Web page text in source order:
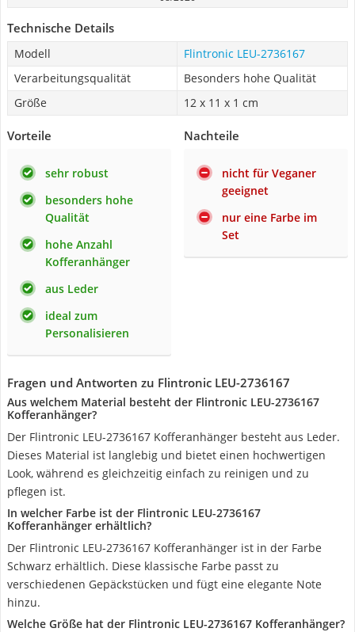
Technische Details
Modell
Flintronic LEU-2736167
Verarbeitungsqualität
Besonders hohe Qualität
Größe
12 x 11 x ‎1 cm
Vorteile
sehr robust
besonders hohe
Qualität
hohe Anzahl
Kofferanhänger
aus Leder
ideal zum
Personalisieren
Nachteile
nicht für Veganer
geeignet
nur eine Farbe im
Set
Fragen und Antworten zu Flintronic LEU-2736167
Aus welchem Material besteht der Flintronic LEU-2736167
Kofferanhänger?
Der Flintronic LEU-2736167 Kofferanhänger besteht aus Leder.
Dieses Material ist langlebig und bietet einen hochwertigen
Look, während es gleichzeitig einfach zu reinigen und zu
pflegen ist.
In welcher Farbe ist der Flintronic LEU-2736167
Kofferanhänger erhältlich?
Der Flintronic LEU-2736167 Kofferanhänger ist in der Farbe
Schwarz erhältlich. Diese klassische Farbe passt zu
verschiedenen Gepäckstücken und fügt eine elegante Note
hinzu.
Welche Größe hat der Flintronic LEU-2736167 Kofferanhänger?